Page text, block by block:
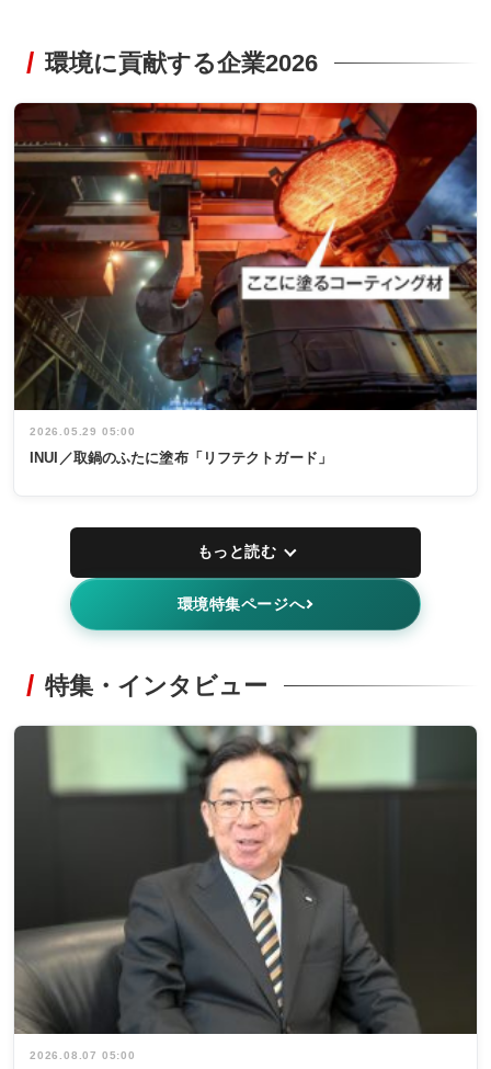
環境に貢献する企業2026
2026.05.29 05:00
INUI／取鍋のふたに塗布「リフテクトガード」
もっと読む
環境特集ページへ
特集・インタビュー
2026.08.07 05:00